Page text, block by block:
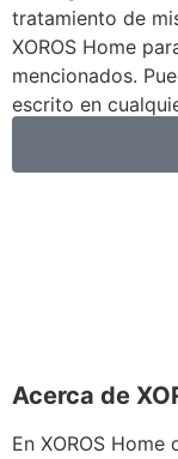
tratamiento de
XOROS Home
mencionados.
escrito en
Acerca de
En XOROS